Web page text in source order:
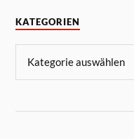
KATEGORIEN